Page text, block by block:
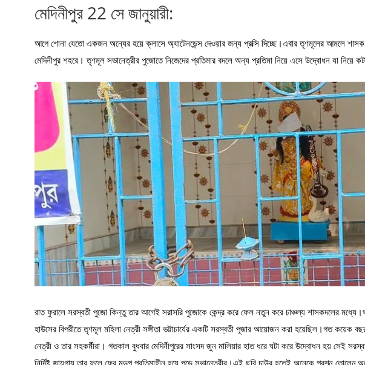
মেদিনীপুর 22 সে জানুয়ারী:
আগে শোনা যেতো একজন অন্যের হয়ে ক্লাসে অ্যাটেনডেন্স দেওয়ার জন্য প্রক্সি দিচ্ছে।এবার তৃণমূলের আমলে শাসক
মেদিনীপুর শহরে। তৃণমূল সভানেত্রীর পুজোতে নিজেদের প্রতিমার বদলে অন্য প্রতিমা নিয়ে এসে উদ্বোধন যা নিয়ে
রাত ফুরালে সরস্বতী পুজো কিন্তু তার আগেই সরাসরি পুজোকে কেন্দ্র করে ফেল নতুন করে চাঞ্চল্য শাসকদলের
হাউসের বিপরীতে তৃণমূল মহিলা নেত্রী সঙ্গীতা ভট্টাচার্যের একটি সরস্বতী পূজার আয়োজন করা হয়েছিল।গত
নেত্রী ও তার সহকর্মীরা। গতকাল বুধবার মেদিনীপুরের সাংসদ জুন মালিয়ার হাত ধরে ঘটা করে উদ্বোধন হয় সেই